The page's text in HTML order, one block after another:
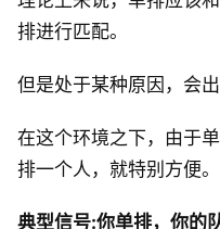
排进行匹配。
但是处于某种原因，会
在这个环境之下，由于
排一个人，就特别方便。
典型信号:你单排，你的